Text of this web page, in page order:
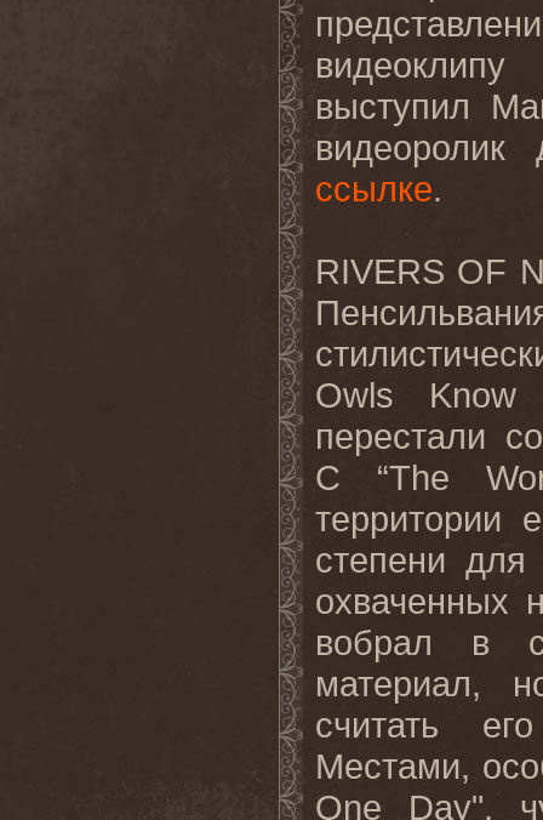
выступил
видеоролик
ссылке.
RIVERS OF
Owls
перестали
С
“The
территории
степени для
охваченных
вобрал
в
материал,
считать
его
Местами,
One
Day",